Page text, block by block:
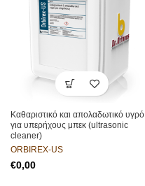
Καθαριστικό και απολαδωτικό υγρό
για υπερήχους μπεκ (ultrasonic
cleaner)
ORBIREX-US
€